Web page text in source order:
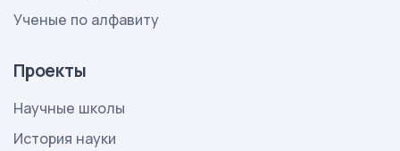
Ученые по алфавиту
Проекты
Научные школы
История науки